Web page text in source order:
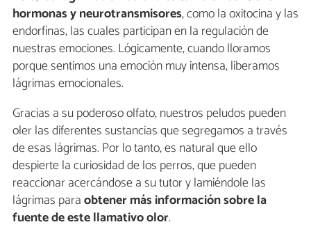
hormonas y neurotransmisores, como la oxitocina y las
endorfinas, las cuales participan en la regulación de
nuestras emociones. Lógicamente, cuando lloramos
porque sentimos una emoción muy intensa, liberamos
lágrimas emocionales.
Gracias a su poderoso olfato, nuestros peludos pueden
oler las diferentes sustancias que segregamos a través
de esas lágrimas. Por lo tanto, es natural que ello
despierte la curiosidad de los perros, que pueden
reaccionar acercándose a su tutor y lamiéndole las
lágrimas paraobtener más información sobre la
fuente de este llamativo olor.